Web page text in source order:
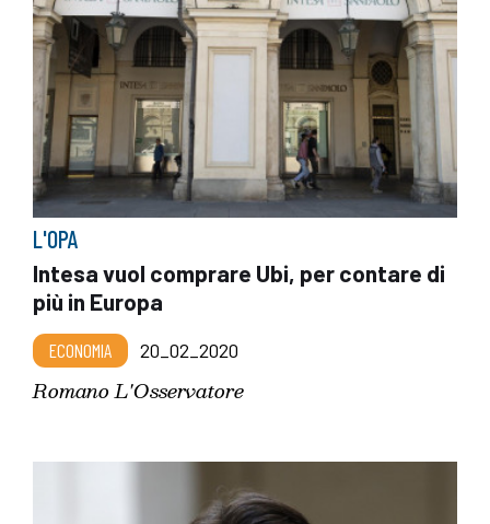
L'OPA
Intesa vuol comprare Ubi, per contare di
più in Europa
ECONOMIA 20_02_2020
Romano L'Osservatore